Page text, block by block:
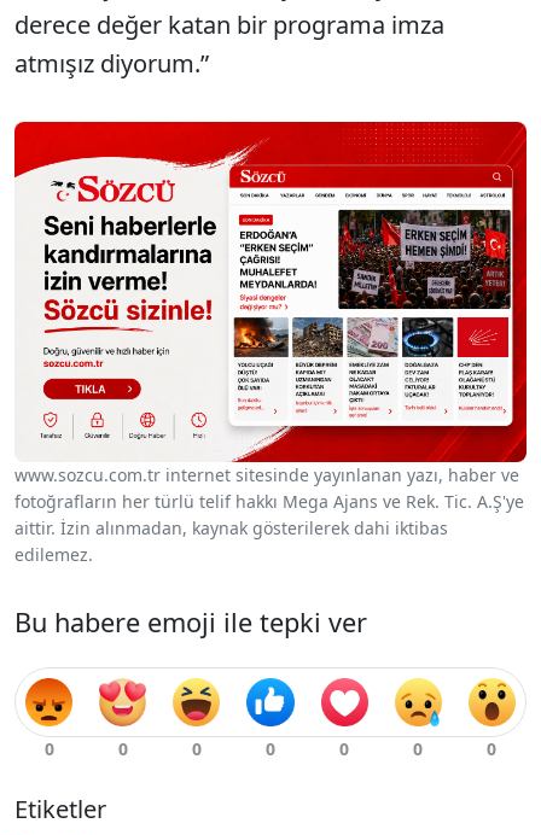
derece değer katan bir programa imza
atmışız diyorum.”
www.sozcu.com.tr internet sitesinde yayınlanan yazı, haber ve
fotoğrafların her türlü telif hakkı Mega Ajans ve Rek. Tic. A.Ş'ye
aittir. İzin alınmadan, kaynak gösterilerek dahi iktibas
edilemez.
Bu habere emoji ile tepki ver
Etiketler